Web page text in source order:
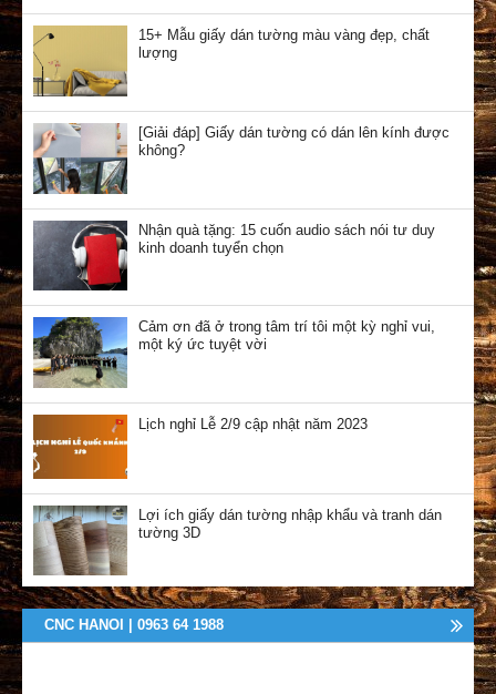
15+ Mẫu giấy dán tường màu vàng đẹp, chất
lượng
[Giải đáp] Giấy dán tường có dán lên kính được
không?
Nhận quà tặng: 15 cuốn audio sách nói tư duy
kinh doanh tuyển chọn
Cảm ơn đã ở trong tâm trí tôi một kỳ nghỉ vui,
một ký ức tuyệt vời
Lịch nghỉ Lễ 2/9 cập nhật năm 2023
Lợi ích giấy dán tường nhập khẩu và tranh dán
tường 3D
CNC HANOI | 0963 64 1988